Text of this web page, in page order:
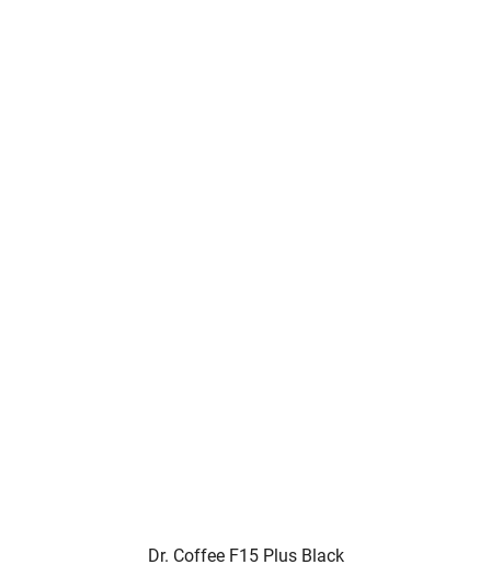
Dr. Coffee F15 Plus Black